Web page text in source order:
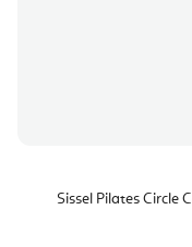
Sissel Pilates Circle